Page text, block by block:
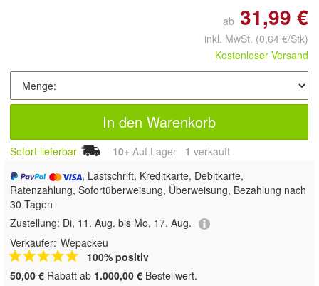
ab 31,99 €
inkl. MwSt. (0,64 €/Stk)
Kostenloser Versand
In den Warenkorb
Sofort lieferbar 10+ Auf Lager 1 verkauft
, Lastschrift, Kreditkarte, Debitkarte,
Ratenzahlung, Sofortüberweisung, Überweisung, Bezahlung nach
30 Tagen
Zustellung: Di, 11. Aug. bis Mo, 17. Aug.
Verkäufer: Wepackeu
100% positiv
50,00 € Rabatt ab 1.000,00 € Bestellwert.